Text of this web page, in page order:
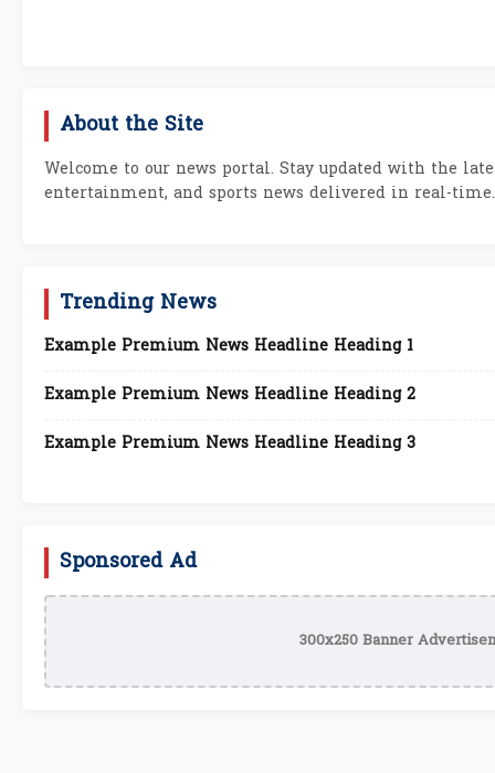
About the Site
Welcome to our news portal. Stay updated with the
entertainment, and sports news delivered in real-time.
Trending News
Example Premium News Headline Heading 1
Example Premium News Headline Heading 2
Example Premium News Headline Heading 3
Sponsored Ad
300x250 Banner